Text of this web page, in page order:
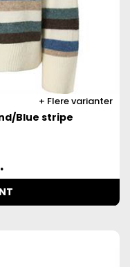
Flere varianter
Blue stripe